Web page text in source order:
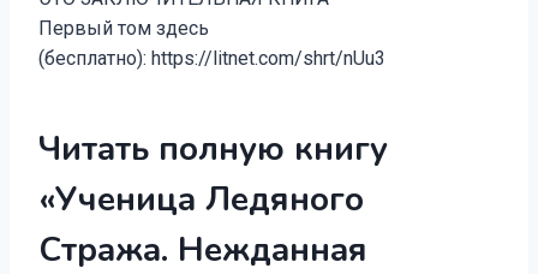
Первый том здесь
(бесплатно): https://litnet.com/shrt/nUu3
Читать полную книгу
«Ученица Ледяного
Стража. Нежданная